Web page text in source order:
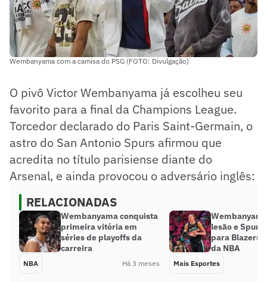
Wembanyama com a camisa do PSG (FOTO: Divulgação)
O pivô Victor Wembanyama já escolheu seu
favorito para a final da Champions League.
Torcedor declarado do Paris Saint-Germain, o
astro do San Antonio Spurs afirmou que
acredita no título parisiense diante do
Arsenal, e ainda provocou o adversário inglês:
RELACIONADAS
Wembanyama conquista
primeira vitória em
séries de playoffs da
carreira
NBA Há 3 meses
lesão e
para Blazers
da NBA
Mais Esportes